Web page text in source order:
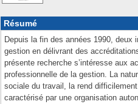
Résumé
Depuis la fin des années 1990, deux
gestion en délivrant des
présente recherche s’intéresse aux
professionnelle de la gestion. La
sociale du travail, la rend
caractérisé par une organisation